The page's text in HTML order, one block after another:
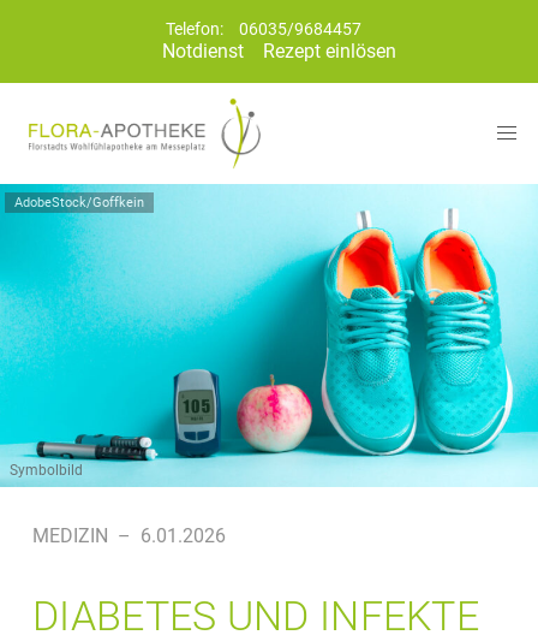
Telefon: 06035/9684457
Notdienst Rezept einlösen
AdobeStock/Goffkein
Symbolbild
MEDIZIN – 6.01.2026
DIABETES UND INFEKTE